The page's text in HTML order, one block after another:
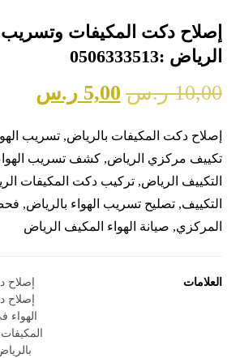
إصلاح دكت المكيفات وتسريب
الرياض :0506333513
10,00 ر.س 5,00 ر.س
إصلاح دكت المكيفات بالرياض, تسريب
تكييف مركزي الرياض, كشف تسريب
التكييف الرياض, تركيب دكت المكيفات
التكييف, تصليح تسريب الهواء بالرياض,
المركزي, صيانة الهواء المكيف الرياض
العلامات إصلاح
إصلاح
الهواء